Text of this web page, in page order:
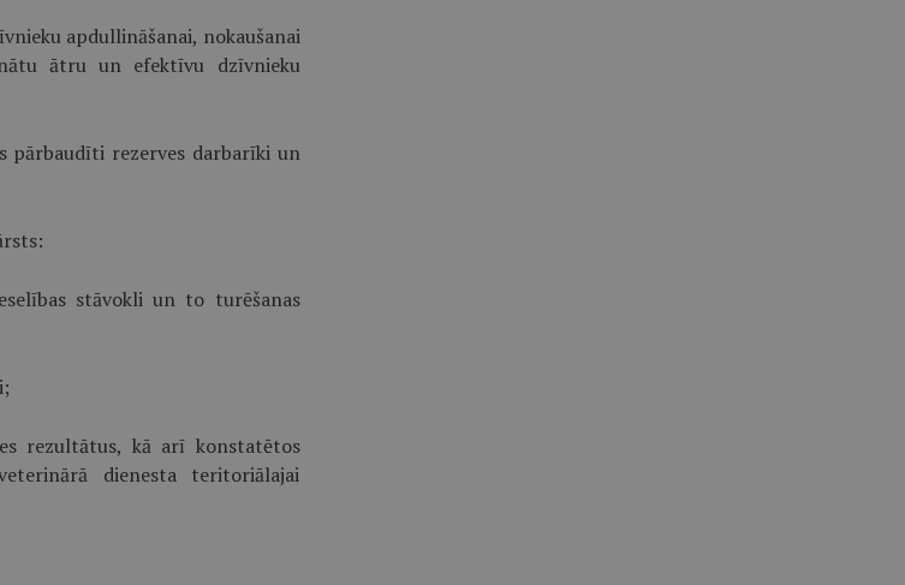
apdullināšanai, nokaušanai
ātru un efektīvu dzīvnieku
pārbaudīti rezerves darbarīki un
stāvokli un to turēšanas
rezultātus, kā arī konstatētos
dienesta teritoriālajai